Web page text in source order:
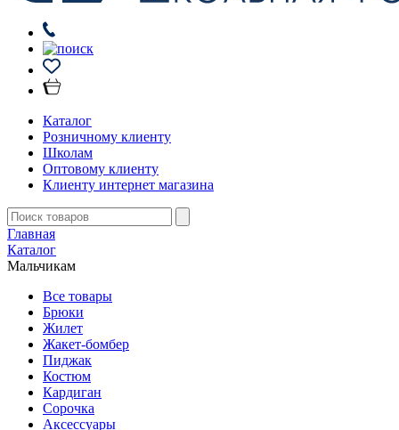
Каталог
Розничному клиенту
Школам
Оптовому клиенту
Клиенту интернет магазина
Главная
Каталог
Мальчикам
Все товары
Брюки
Жилет
Жакет-бомбер
Пиджак
Костюм
Кардиган
Сорочка
Аксессуары